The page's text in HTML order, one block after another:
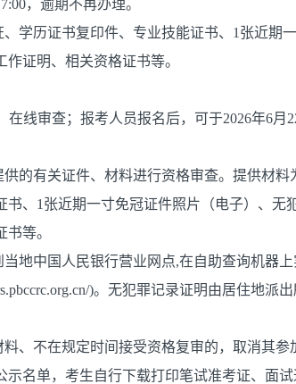
，逾期不再办理。
学历证书复印件、专业技能证书、1张近期
证明、相关资格证书等。
在线审查；报考人员报名后，可于2026年6月
的有关证件、材料进行资格审查。提供材料
、1张近期一寸免冠证件照片（电子）、无
等。
地中国人民银行营业网点,在自助查询机器上
)。无犯罪记录证明由居住地派
、不在规定时间接受资格复审的，取消其参
名单，考生自行下载打印笔试准考证、面